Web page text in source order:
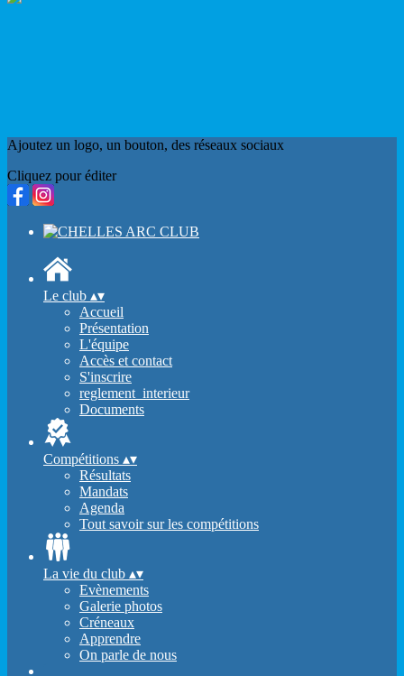
Ajoutez un logo, un bouton, des réseaux sociaux
Cliquez pour éditer
Le club ▴▾
Accueil
Présentation
L'équipe
Accès et contact
S'inscrire
reglement_interieur
Documents
Compétitions ▴▾
Résultats
Mandats
Agenda
Tout savoir sur les compétitions
La vie du club ▴▾
Evènements
Galerie photos
Créneaux
Apprendre
On parle de nous